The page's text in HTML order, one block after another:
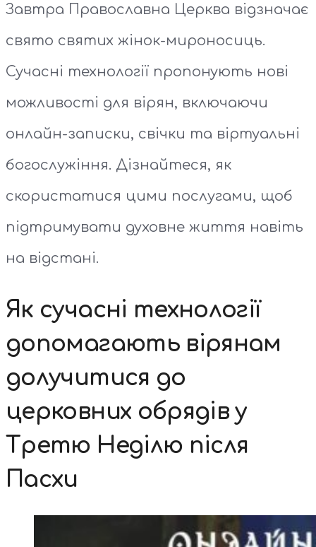
Завтра Православна Церква відзначає
свято святих жінок-мироносиць.
Сучасні технології пропонують нові
можливості для вірян, включаючи
онлайн-записки, свічки та віртуальні
богослужіння. Дізнайтеся, як
скористатися цими послугами, щоб
підтримувати духовне життя навіть
на відстані.
Як сучасні технології
допомагають вірянам
долучитися до
церковних обрядів у
Третю Неділю після
Пасхи